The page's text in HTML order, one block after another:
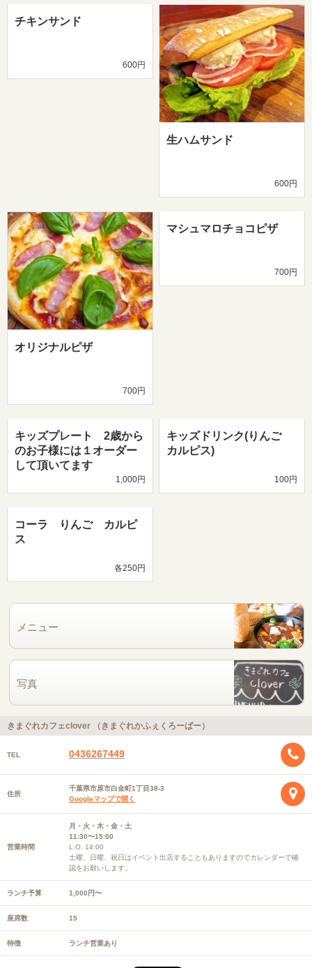
チキンサンド
600円
生ハムサンド
600円
オリジナルピザ
700円
マシュマロチョコピザ
700円
キッズプレート 2歳から
のお子様には１オーダー
して頂いてます
1,000円
キッズドリンク(りんご
カルピス)
100円
コーラ りんご カルピ
ス
各250円
メニュー
写真
きまぐれカフェclover （きまぐれかふぇくろーばー）
TEL 0436267449
住所
千葉県市原市白金町1丁目38-3
Googleマップで開く
営業時間
月・火・木・金・土
11:30〜15:00
L.O. 14:00
土曜、日曜、祝日はイベント出店することもありますのでカレンダーで確
認をお願いします。
ランチ予算 1,000円〜
座席数 15
特徴 ランチ営業あり